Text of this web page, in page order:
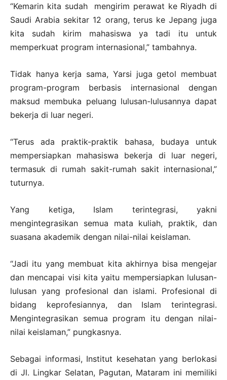
“Kemarin kita sudah mengirim perawat ke Riyadh di
Saudi Arabia sekitar 12 orang, terus ke Jepang juga
kita sudah kirim mahasiswa ya tadi itu untuk
memperkuat program internasional,” tambahnya.
Tidak hanya kerja sama, Yarsi juga getol membuat
program-program berbasis internasional dengan
maksud membuka peluang lulusan-lulusannya dapat
bekerja di luar negeri.
“Terus ada praktik-praktik bahasa, budaya untuk
mempersiapkan mahasiswa bekerja di luar negeri,
termasuk di rumah sakit-rumah sakit internasional,”
tuturnya.
Yang ketiga, Islam terintegrasi, yakni
mengintegrasikan semua mata kuliah, praktik, dan
suasana akademik dengan nilai-nilai keislaman.
“Jadi itu yang membuat kita akhirnya bisa mengejar
dan mencapai visi kita yaitu mempersiapkan lulusan-
lulusan yang profesional dan islami. Profesional di
bidang keprofesiannya, dan Islam terintegrasi.
Mengintegrasikan semua program itu dengan nilai-
nilai keislaman,” pungkasnya.
Sebagai informasi, Institut kesehatan yang berlokasi
di Jl. Lingkar Selatan, Pagutan, Mataram ini memiliki